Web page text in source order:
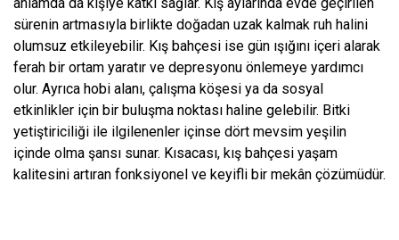
sürenin artmasıyla birlikte doğadan uzak kalmak ruh halini
olumsuz etkileyebilir. Kış bahçesi ise gün ışığını içeri alarak
ferah bir ortam yaratır ve depresyonu önlemeye yardımcı
olur. Ayrıca hobi alanı, çalışma köşesi ya da sosyal
etkinlikler için bir buluşma noktası haline gelebilir. Bitki
yetiştiriciliği ile ilgilenenler içinse dört mevsim yeşilin
içinde olma şansı sunar. Kısacası, kış bahçesi yaşam
kalitesini artıran fonksiyonel ve keyifli bir mekân çözümüdür.